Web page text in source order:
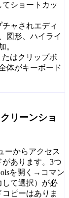
ショートカッ
ャされエディ
図形、ハイライ
。
はクリップボ
体がキーボード
リーンショ
ーからアクセス
あります。3つ
を開く→コマン
て選択）が必
ピーはありま